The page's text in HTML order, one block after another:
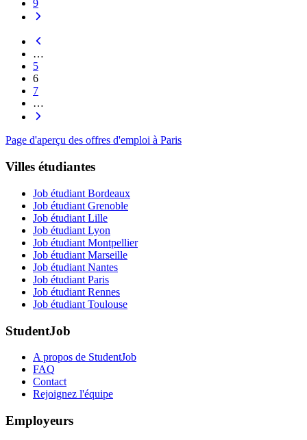
9
…
5
6
7
…
Page d'aperçu des offres d'emploi à Paris
Villes étudiantes
Job étudiant Bordeaux
Job étudiant Grenoble
Job étudiant Lille
Job étudiant Lyon
Job étudiant Montpellier
Job étudiant Marseille
Job étudiant Nantes
Job étudiant Paris
Job étudiant Rennes
Job étudiant Toulouse
StudentJob
A propos de StudentJob
FAQ
Contact
Rejoignez l'équipe
Employeurs